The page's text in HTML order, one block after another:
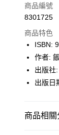
icash Pay
數位禮券
LINE Pay
Apple Pay
悠遊付
商品編號
8301725
商品特色
ISBN:
作者:
出版社
出版日
商品相關